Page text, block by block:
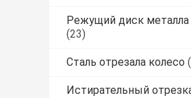
Режущий диск
(23)
Сталь отрезала колесо
Истирательный